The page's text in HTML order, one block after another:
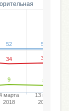
34 35
52 52
9 8
марта
2018
13 мая
2018